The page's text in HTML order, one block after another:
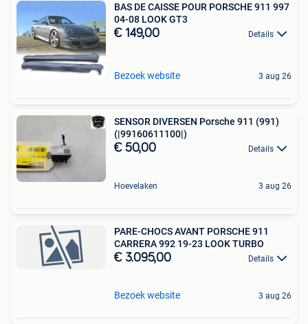
BAS DE CAISSE POUR PORSCHE 911 997
04-08 LOOK GT3
€ 149,00 Details
Bezoek website 3 aug 26
SENSOR DIVERSEN Porsche 911 (991)
(|99160611100|)
€ 50,00 Details
Hoevelaken 3 aug 26
PARE-CHOCS AVANT PORSCHE 911
CARRERA 992 19-23 LOOK TURBO
€ 3.095,00 Details
Bezoek website 3 aug 26